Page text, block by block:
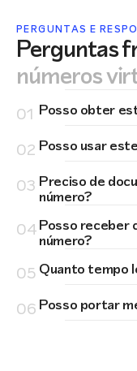
PERGUNTAS E
Perguntas
números
01 Posso obter
02 Posso usar
03 Preciso de
número?
04Posso receber
número?
05 Quanto tempo
06 Posso portar